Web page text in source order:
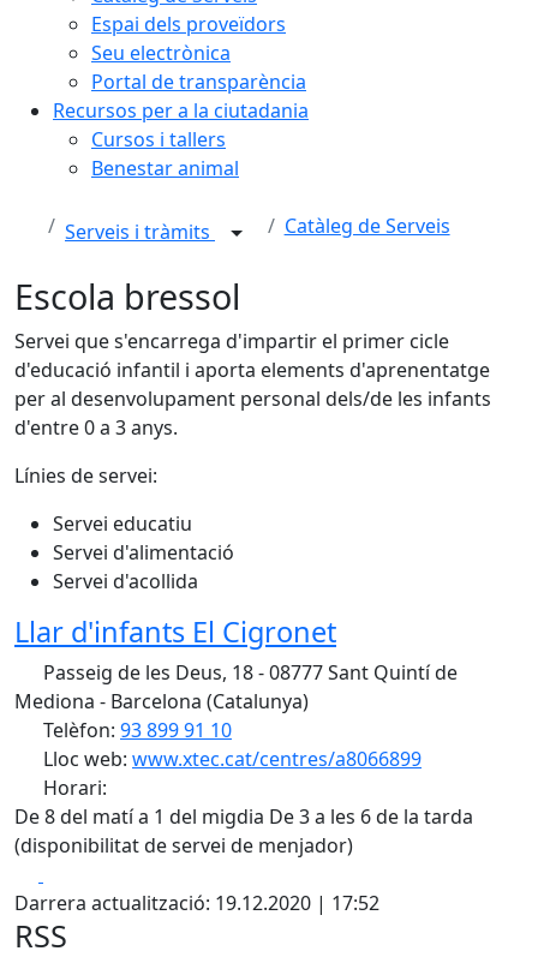
Espai dels proveïdors
Seu electrònica
Portal de transparència
Recursos per a la ciutadania
Cursos i tallers
Benestar animal
Serveis i tràmits Catàleg de Serveis
Escola bressol
Servei que s'encarrega d'impartir el primer cicle
d'educació infantil i aporta elements d'aprenentatge
per al desenvolupament personal dels/de les infants
d'entre 0 a 3 anys.
Línies de servei:
Servei educatiu
Servei d'alimentació
Servei d'acollida
Llar d'infants El Cigronet
Passeig de les Deus, 18 - 08777 Sant Quintí de
Mediona - Barcelona (Catalunya)
Telèfon: 93 899 91 10
Lloc web: www.xtec.cat/centres/a8066899
Horari:
De 8 del matí a 1 del migdia De 3 a les 6 de la tarda
(disponibilitat de servei de menjador)
Darrera actualització: 19.12.2020 | 17:52
RSS